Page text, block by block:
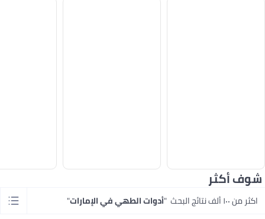
شوف أكثر
اكثر من ١٠٠ ألف نتائج البحث "أدوات الطهي في الإمارات"